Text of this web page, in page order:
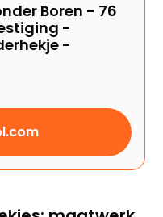
Boren - 76
-
-